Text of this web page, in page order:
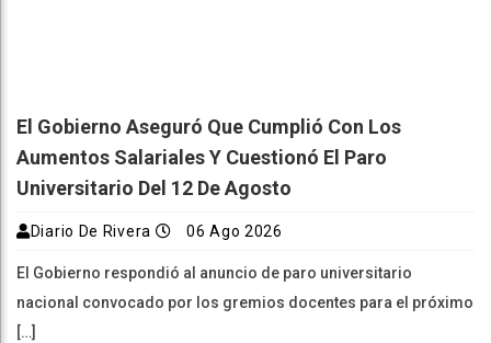
El Gobierno Aseguró Que Cumplió Con Los
Aumentos Salariales Y Cuestionó El Paro
Universitario Del 12 De Agosto
Diario De Rivera 06 Ago 2026
El Gobierno respondió al anuncio de paro universitario
nacional convocado por los gremios docentes para el próximo
[…]